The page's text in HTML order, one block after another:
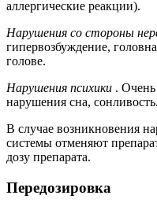
аллергические реакции).
Нарушения со стороны
гипервозбуждение,
голове.
Нарушения психики . Очень
нарушения сна, сонливость.
В случае возникновения
системы отменяют
дозу препарата.
Передозировка